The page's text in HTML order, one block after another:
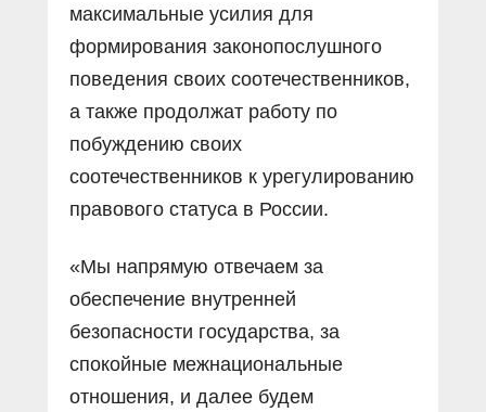
максимальные усилия для
формирования законопослушного
поведения своих соотечественников,
а также продолжат работу по
побуждению своих
соотечественников к урегулированию
правового статуса в России.
«Мы напрямую отвечаем за
обеспечение внутренней
безопасности государства, за
спокойные межнациональные
отношения, и далее будем